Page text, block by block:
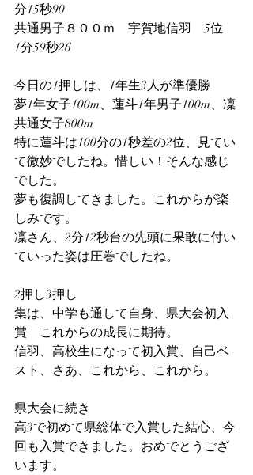
分15秒90
共通男子８００ｍ　宇賀地信羽　5位
1分59秒26
今日の1押しは、1年生3人が準優勝
夢1年女子100m、蓮斗1年男子100m、凜
共通女子800m
特に蓮斗は100分の1秒差の2位、見てい
て微妙でしたね。惜しい！そんな感じ
でした。
夢も復調してきました。これからが楽
しみです。
凜さん、2分12秒台の先頭に果敢に付い
ていった姿は圧巻でしたね。
2押し3押し
集は、中学も通して自身、県大会初入
賞　これからの成長に期待。
信羽、高校生になって初入賞、自己ベ
スト、さあ、これから、これから。
県大会に続き
高3で初めて県総体で入賞した結心、今
回も入賞できました。おめでとうござ
います。